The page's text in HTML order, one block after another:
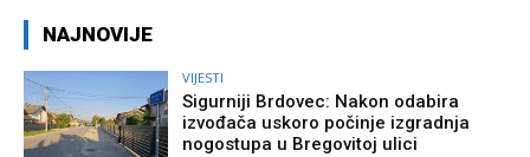
NAJNOVIJE
VIJESTI
Sigurniji Brdovec: Nakon odabira
izvođača uskoro počinje izgradnja
nogostupa u Bregovitoj ulici